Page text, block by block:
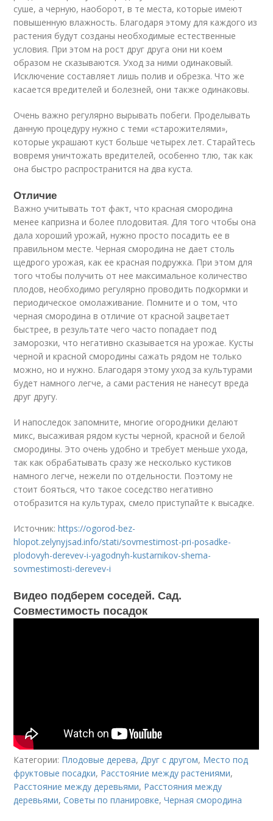
суше, а черную, наоборот, в те места, которые имеют
повышенную влажность. Благодаря этому для каждого из
растения будут созданы необходимые естественные
условия. При этом на рост друг друга они ни коем
образом не сказываются. Уход за ними одинаковый.
Исключение составляет лишь полив и обрезка. Что же
касается вредителей и болезней, они также одинаковы.
Очень важно регулярно вырывать побеги. Проделывать
данную процедуру нужно с теми «старожителями»,
которые украшают куст больше четырех лет. Старайтесь
вовремя уничтожать вредителей, особенно тлю, так как
она быстро распространится на два куста.
Отличие
Важно учитывать тот факт, что красная смородина
менее капризна и более плодовитая. Для того чтобы она
дала хороший урожай, нужно просто посадить ее в
правильном месте. Черная смородина не дает столь
щедрого урожая, как ее красная подружка. При этом для
того чтобы получить от нее максимальное количество
плодов, необходимо регулярно проводить подкормки и
периодическое омолаживание. Помните и о том, что
черная смородина в отличие от красной зацветает
быстрее, в результате чего часто попадает под
заморозки, что негативно сказывается на урожае. Кусты
черной и красной смородины сажать рядом не только
можно, но и нужно. Благодаря этому уход за культурами
будет намного легче, а сами растения не нанесут вреда
друг другу.
И напоследок запомните, многие огородники делают
микс, высаживая рядом кусты черной, красной и белой
смородины. Это очень удобно и требует меньше ухода,
так как обрабатывать сразу же несколько кустиков
намного легче, нежели по отдельности. Поэтому не
стоит бояться, что такое соседство негативно
отобразится на культурах, смело приступайте к высадке.
Источник:https://ogorod-bez-
hlopot.zelynyjsad.info/stati/sovmestimost-pri-posadke-
plodovyh-derevev-i-yagodnyh-kustarnikov-shema-
sovmestimosti-derevev-i
Видео подберем соседей. Сад.
Совместимость посадок
Категории: Плодовые дерева,Друг с другом, Место под
фруктовые посадки, Расстояние между растениями,
Расстояние между деревьями, Расстояния между
деревьями,Советы по планировке,Черная смородина